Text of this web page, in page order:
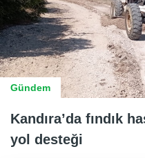
Gündem
Kandıra’da fındık
yol desteği